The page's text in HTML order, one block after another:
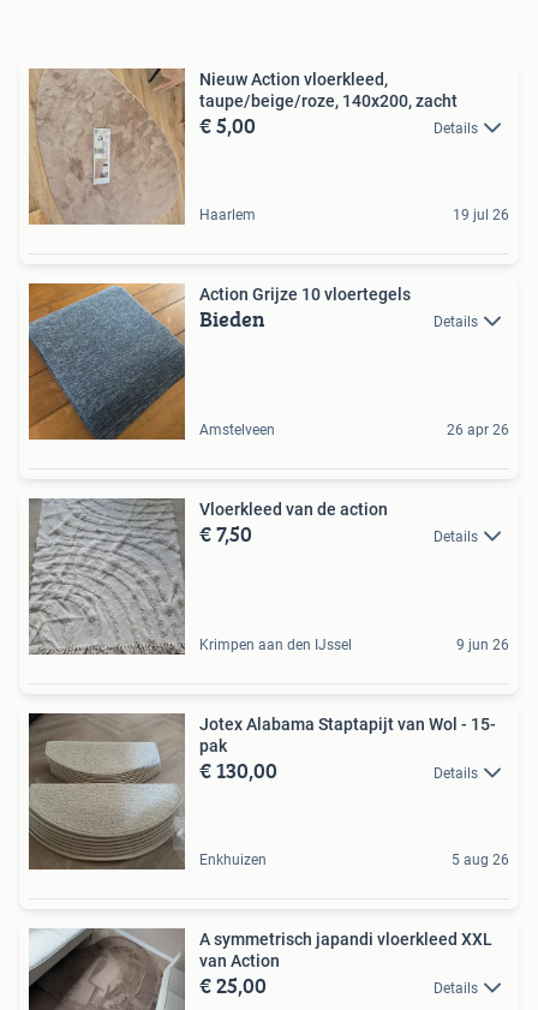
Nieuw Action vloerkleed,
taupe/beige/roze, 140x200, zacht
€ 5,00 Details
Haarlem 19 jul 26
Action Grijze 10 vloertegels
Bieden Details
Amstelveen 26 apr 26
Vloerkleed van de action
€ 7,50 Details
Krimpen aan den IJssel 9 jun 26
Jotex Alabama Staptapijt van Wol - 15-
pak
€ 130,00 Details
Enkhuizen 5 aug 26
A symmetrisch japandi vloerkleed XXL
van Action
€ 25,00 Details